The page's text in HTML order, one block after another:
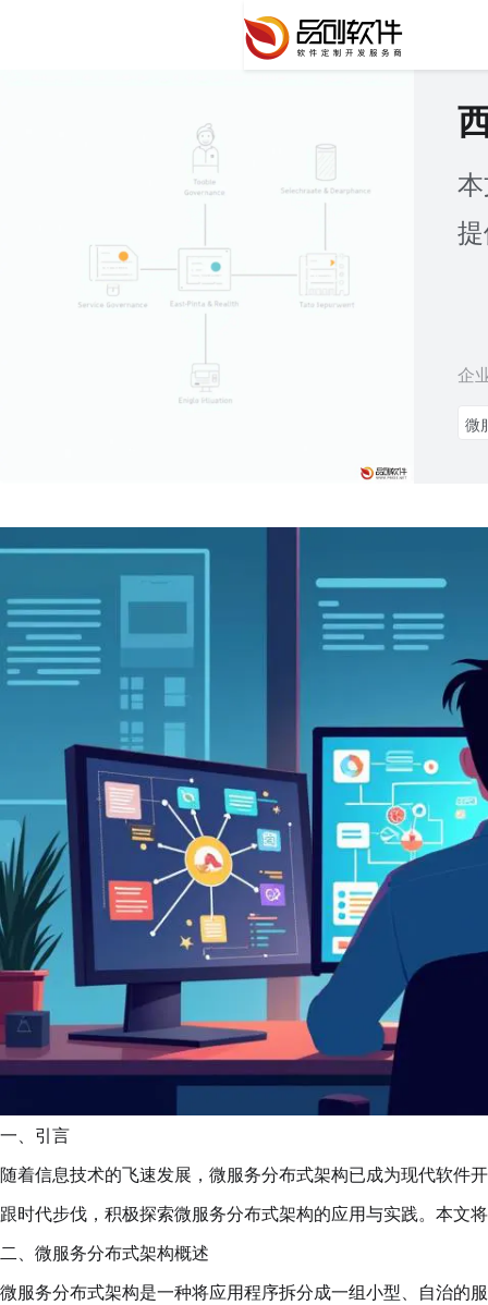
企
微
一、引言
随着信息技术的飞速发展，微服务分布式架构已成为现代软件
跟时代步伐，积极探索微服务分布式架构的应用与实践。本文
二、微服务分布式架构概述
微服务分布式架构是一种将应用程序拆分成一组小型、自治的